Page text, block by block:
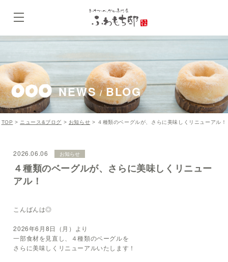
NEWS/BLOG
TOP > ニュース&ブログ > お知らせ > ４種類のベーグルが、さらに美味しくリニューアル！
2026.06.06 お知らせ
４種類のベーグルが、さらに美味しくリニュー
アル！
こんばんは◎
2026年6月8日（月）より
一部食材を見直し、４種類のベーグルを
さらに美味しくリニューアルいたします！